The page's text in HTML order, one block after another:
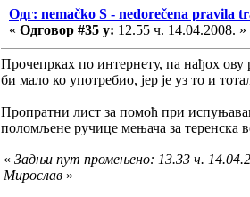
Одг: nemačko S - nedorečena pravila
« Одговор #35 у: 12.55 ч. 14.04.2008. »
Прочепрках по интернету, па нађох ову
би мало ко употребио, јер је уз то и
Пропратни лист за помоћ при
поломљене ручице мењача за теренска
« Задњи пут промењено: 13.33 ч.
Мирослав »